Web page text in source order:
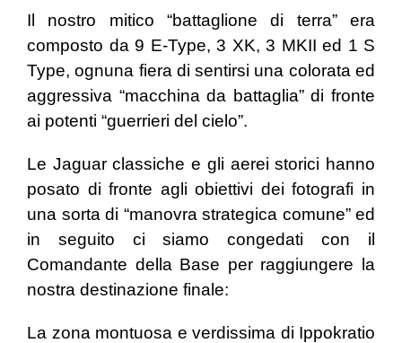
Il nostro mitico “battaglione di terra” era
composto da 9 E-Type, 3 XK, 3 MKII ed 1 S
Type, ognuna fiera di sentirsi una colorata ed
aggressiva “macchina da battaglia” di fronte
ai potenti “guerrieri del cielo”.
Le Jaguar classiche e gli aerei storici hanno
posato di fronte agli obiettivi dei fotografi in
una sorta di “manovra strategica comune” ed
in seguito ci siamo congedati con il
Comandante della Base per raggiungere la
nostra destinazione finale:
La zona montuosa e verdissima di Ippokratio